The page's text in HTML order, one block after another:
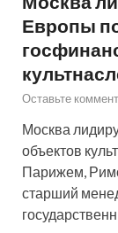
Европы
Оставьте
Москва
объектов
Парижем,
старший